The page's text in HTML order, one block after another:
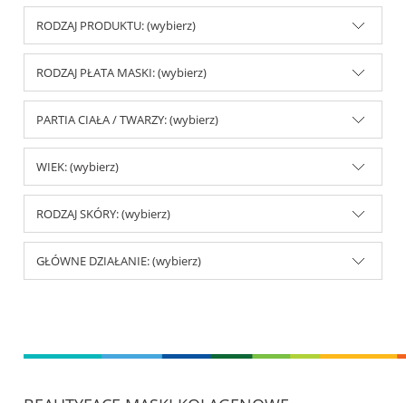
RODZAJ PRODUKTU: (wybierz)
RODZAJ PŁATA MASKI: (wybierz)
PARTIA CIAŁA / TWARZY: (wybierz)
WIEK: (wybierz)
RODZAJ SKÓRY: (wybierz)
GŁÓWNE DZIAŁANIE: (wybierz)